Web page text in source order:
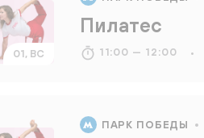
01, ВС
Пилатес
11:00 — 12:00 •
ПАРК ПОБЕДЫ